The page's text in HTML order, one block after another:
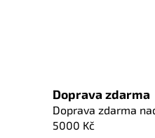
Doprava zdarma
Doprava zdarma
5000 Kč